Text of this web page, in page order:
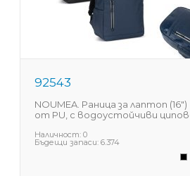
92543
NOUMEA. Раница за лаптоп (16")
от PU, с водоустойчиви
Наличност: 0
Бъдещи запаси: 6.374